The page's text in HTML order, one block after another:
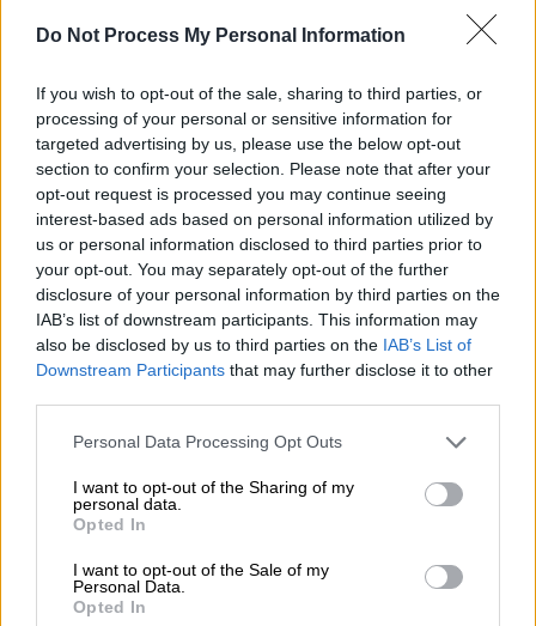
Do Not Process My Personal Information
If you wish to opt-out of the sale, sharing to third parties, or
processing of your personal or sensitive information for
targeted advertising by us, please use the below opt-out
section to confirm your selection. Please note that after your
opt-out request is processed you may continue seeing
interest-based ads based on personal information utilized by
us or personal information disclosed to third parties prior to
your opt-out. You may separately opt-out of the further
disclosure of your personal information by third parties on the
IAB’s list of downstream participants. This information may
also be disclosed by us to third parties on the IAB’s List of
Downstream Participants that may further disclose it to other
Please note that this website/app uses one or more Google
not limited to your visit or usage behaviour. You may click to
grant or deny consent to Google and its third-party tags to
use your data for below specified purposes in below Google
consent section.
Personal Data Processing Opt Outs
I want to opt-out of the Sharing of my
personal data.
Opted In
I want to opt-out of the Sale of my
Personal Data.
Opted In
Θρήνος στην ΕΣΗΕΑ και τον δημοσιογραφικό
κόσμο για τονθάνατοτου συναδέλφου,
Παναγιώτη Στρογγυλού, ο οποίος έφυγε από
τη ζωή την Κυριακή, 12 Ιανουαρίου, σε ηλικία
68 ετών.
Ποιος ήταν ο Παναγιώτης Στρογγυλός
Ο Παναγιώτης Στρογγυλόςγεννήθηκε το
1957 στην Αθήνα.Αφού ολοκλήρωσε τις
γυμνασιακές του σπουδές, φοίτησε στη
Φαρμακευτική Σχολή του Πανεπιστημίου του
Bari στην Ιταλία και αργότερα απέκτησε
δίπλωμα Λογιστικής από ιδιωτική σχολή
Αθηνών
ΔΙΑΒΑΣΤΕ ΕΠΙΣΗΣ